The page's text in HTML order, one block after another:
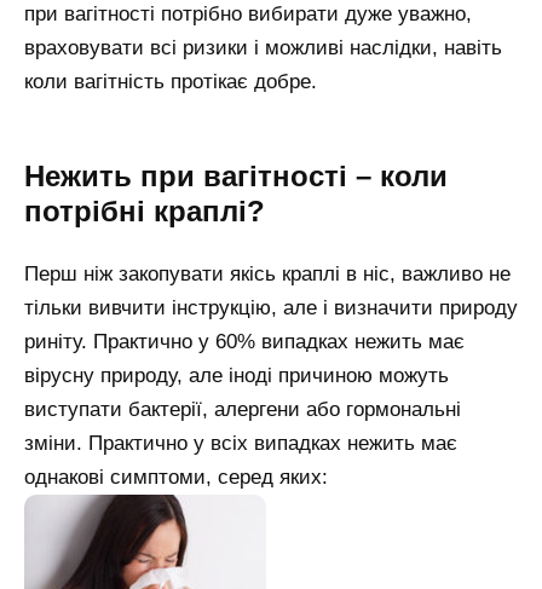
при вагітності потрібно вибирати дуже уважно,
враховувати всі ризики і можливі наслідки, навіть
коли вагітність протікає добре.
Нежить при вагітності – коли
потрібні краплі?
Перш ніж закопувати якісь краплі в ніс, важливо не
тільки вивчити інструкцію, але і визначити природу
риніту. Практично у 60% випадках нежить має
вірусну природу, але іноді причиною можуть
виступати бактерії, алергени або гормональні
зміни. Практично у всіх випадках нежить має
однакові симптоми, серед яких: